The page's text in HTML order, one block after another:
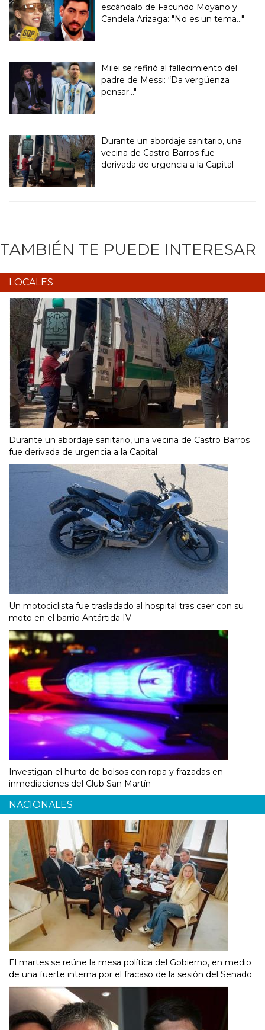
escándalo de Facundo Moyano y
Candela Arizaga: "No es un tema..."
Milei se refirió al fallecimiento del
padre de Messi: “Da vergüenza
pensar..."
Durante un abordaje sanitario, una
vecina de Castro Barros fue
derivada de urgencia a la Capital
TAMBIÉN TE PUEDE INTERESAR
LOCALES
Durante un abordaje sanitario, una vecina de Castro Barros
fue derivada de urgencia a la Capital
Un motociclista fue trasladado al hospital tras caer con su
moto en el barrio Antártida IV
Investigan el hurto de bolsos con ropa y frazadas en
inmediaciones del Club San Martín
NACIONALES
El martes se reúne la mesa política del Gobierno, en medio
de una fuerte interna por el fracaso de la sesión del Senado